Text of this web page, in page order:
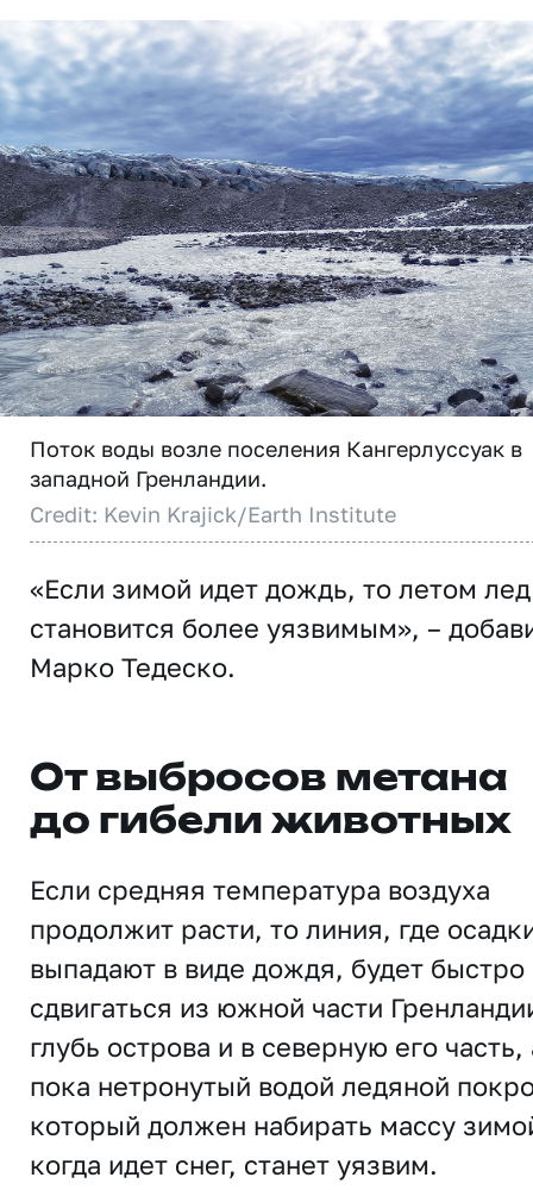
Поток воды возле поселения Кангерлуссуак в
западной Гренландии.
Credit: Kevin Krajick/Earth Institute
«Если зимой идет дождь, то летом лед
становится более уязвимым», –
Марко Тедеско.
От выбросов метана
до гибели животных
Если средняя температура воздуха
продолжит расти, то линия, где
выпадают в виде дождя, будет быстро
сдвигаться из южной части
глубь острова и в северную его часть,
пока нетронутый водой ледяной
который должен набирать массу
когда идет снег, станет уязвим.